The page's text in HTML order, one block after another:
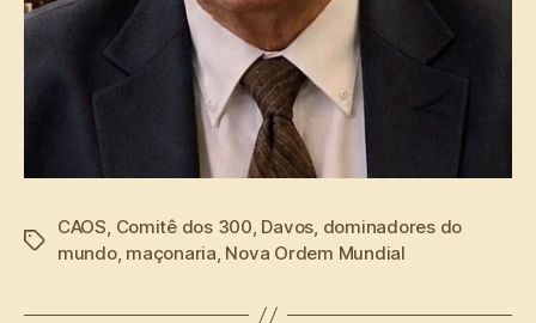
Tags
CAOS, Comitê dos 300, Davos, dominadores do
mundo, maçonaria, Nova Ordem Mundial